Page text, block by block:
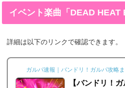
うに活躍していけば
イベント楽曲「DEAD HEAT
詳細は以下のリンクで確認できます。
ガルパ速報｜バンドリ！ガルパ攻略
【バンドリ！